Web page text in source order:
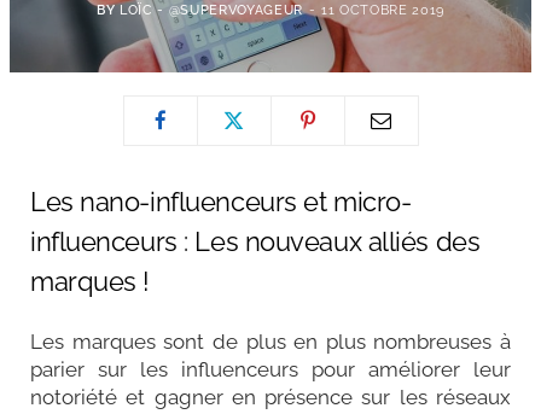
BY LOÏC - @SUPERVOYAGEUR 11 OCTOBRE 2019
Les nano-influenceurs et micro-
influenceurs : Les nouveaux alliés des
marques !
Les marques sont de plus en plus nombreuses à
parier sur les influenceurs pour améliorer leur
notoriété et gagner en présence sur les réseaux